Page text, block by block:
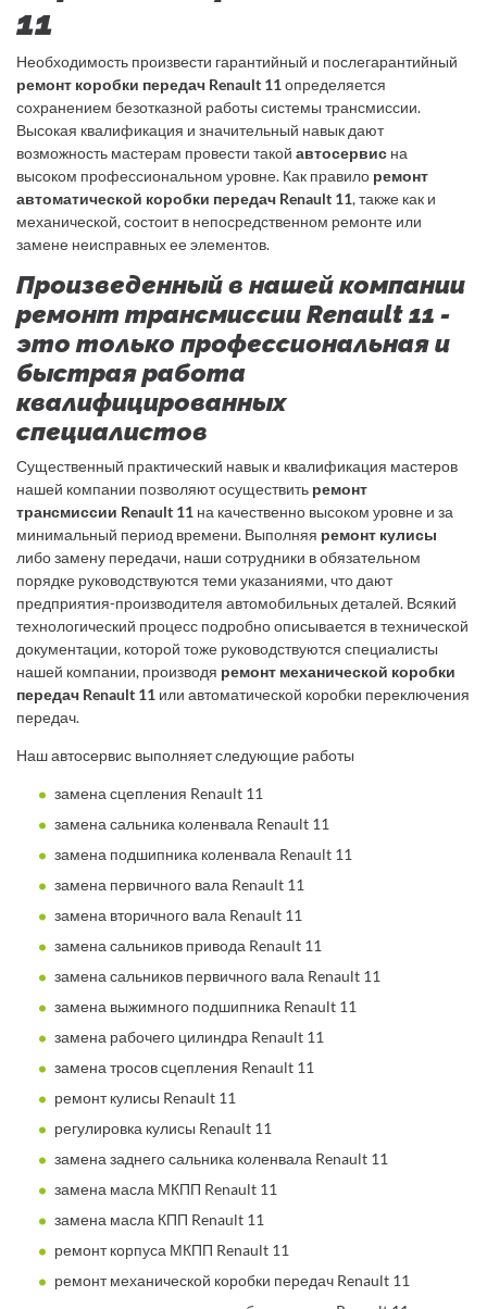
11
Необходимость произвести гарантийный и послегарантийный
ремонт коробки передач Renault 11определяется
сохранением безотказной работы системы трансмиссии.
Высокая квалификация и значительный навык дают
возможность мастерам провести такой автосервис на
высоком профессиональном уровне. Как правило ремонт
автоматической коробки передач Renault 11, также как и
механической, состоит в непосредственном ремонте или
замене неисправных ее элементов.
Произведенный в нашей компании
ремонт трансмиссии Renault 11 -
это только профессиональная и
быстрая работа
квалифицированных
специалистов
Существенный практический навык и квалификация мастеров
нашей компании позволяют осуществить ремонт
трансмиссии Renault 11 на качественно высоком уровне и за
минимальный период времени. Выполняя ремонт кулисы
либо замену передачи, наши сотрудники в обязательном
порядке руководствуются теми указаниями, что дают
предприятия-производителя автомобильных деталей. Всякий
технологический процесс подробно описывается в технической
документации, которой тоже руководствуются специалисты
нашей компании, производя ремонт механической коробки
передач Renault 11 или автоматической коробки переключения
передач.
Наш автосервис выполняет следующие работы
замена сцепления Renault 11
замена сальника коленвала Renault 11
замена подшипника коленвала Renault 11
замена первичного вала Renault 11
замена вторичного вала Renault 11
замена сальников привода Renault 11
замена сальников первичного вала Renault 11
замена выжимного подшипника Renault 11
замена рабочего цилиндра Renault 11
замена тросов сцепления Renault 11
ремонт кулисы Renault 11
регулировка кулисы Renault 11
замена заднего сальника коленвала Renault 11
замена масла МКПП Renault 11
замена масла КПП Renault 11
ремонт корпуса МКПП Renault 11
ремонт механической коробки передач Renault 11